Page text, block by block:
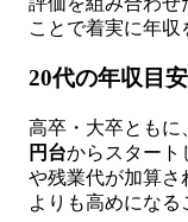
ことで着実に年収
20代の年収目
高卒・大卒ともに
円台からスタート
や残業代が加算さ
よりも高めになる